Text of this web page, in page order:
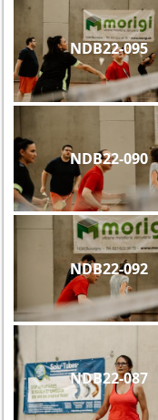
NDB22-095
NDB22-090
NDB22-092
NDB22-087